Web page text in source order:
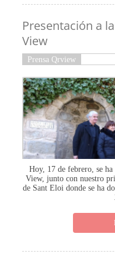
Presentación a
View
Prensa Qrview
Hoy, 17 de febrero, se
View, junto con nuestro
de Sant Eloi donde se ha